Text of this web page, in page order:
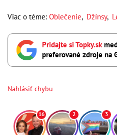
Viac o téme: Oblečenie, Džínsy,
Pridajte si Topky.sk
preferované zdroje na
Nahlásiť chybu
16 2 3